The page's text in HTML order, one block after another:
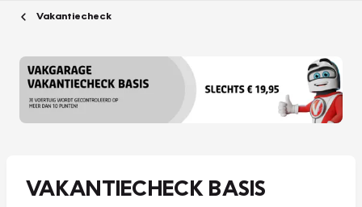
Vakantiecheck
VAKANTIECHECK BASIS